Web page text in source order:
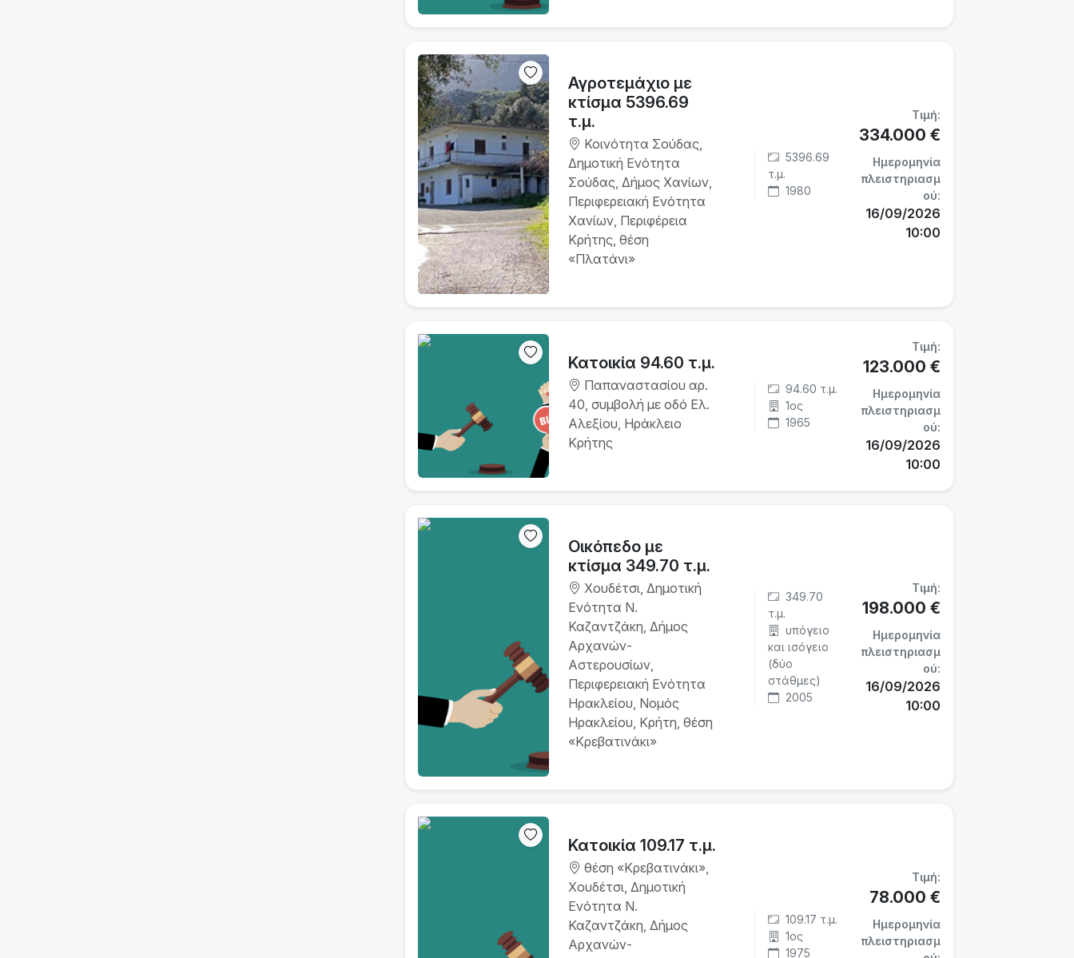
Αγροτεμάχιο με
κτίσμα 5396.69
τ.μ.
Κοινότητα Σούδας,
Δημοτική Ενότητα
Σούδας, Δήμος Χανίων,
Περιφερειακή Ενότητα
Χανίων, Περιφέρεια
Κρήτης, θέση
«Πλατάνι»
5396.69
τ.μ.
1980
Τιμή:
334.000 €
Ημερομηνία
πλειστηριασμ
ού:
16/09/2026
10:00
Κατοικία 94.60 τ.μ.
Παπαναστασίου αρ.
40, συμβολή με οδό Ελ.
Αλεξίου, Ηράκλειο
Κρήτης
94.60 τ.μ.
1ος
1965
Τιμή:
123.000 €
Ημερομηνία
πλειστηριασμ
ού:
16/09/2026
10:00
Οικόπεδο με
κτίσμα 349.70 τ.μ.
Χουδέτσι, Δημοτική
Ενότητα Ν.
Καζαντζάκη, Δήμος
Αρχανών-
Αστερουσίων,
Περιφερειακή Ενότητα
Ηρακλείου, Νομός
Ηρακλείου, Κρήτη, θέση
«Κρεβατινάκι»
349.70
τ.μ.
υπόγειο
και ισόγειο
(δύο
στάθμες)
2005
Τιμή:
198.000 €
Ημερομηνία
πλειστηριασμ
ού:
16/09/2026
10:00
Κατοικία 109.17 τ.μ.
θέση «Κρεβατινάκι»,
Χουδέτσι, Δημοτική
Ενότητα Ν.
Καζαντζάκη, Δήμος
Αρχανών-
109.17 τ.μ.
1ος
1975
Τιμή:
78.000 €
Ημερομηνία
πλειστηριασμ